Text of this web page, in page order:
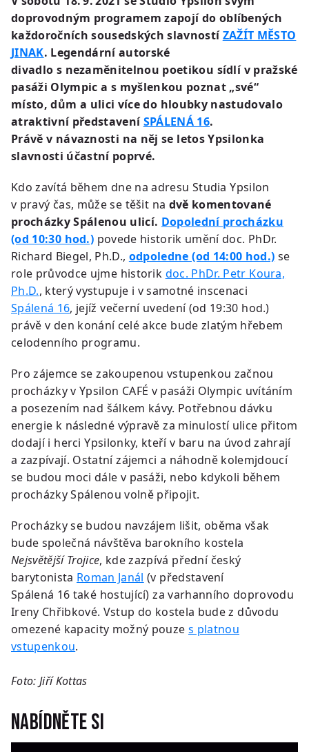
doprovodným programem zapojí do oblíbených
každoročních sousedských slavnostíZAŽÍT MĚSTO
JINAK. Legendární autorské
divadlo s nezaměnitelnou poetikou sídlí v pražské
pasáži Olympic a s myšlenkou poznat „své“
místo, dům a ulici více do hloubky nastudovalo
atraktivní představeníSPÁLENÁ 16.
Právě v návaznosti na něj se letos Ypsilonka
slavnosti účastní poprvé.
Kdo zavítá během dne na adresu Studia Ypsilon
v pravý čas, může se těšit na dvě komentované
procházky Spálenou ulicí. Dopolední procházku
(od 10:30 hod.) povede historik umění doc. PhDr.
Richard Biegel, Ph.D., odpoledne (od 14:00 hod.) se
role průvodce ujme historik doc. PhDr. Petr Koura,
Ph.D., který vystupuje i v samotné inscenaci
Spálená 16, jejíž večerní uvedení (od 19:30 hod.)
právě v den konání celé akce bude zlatým hřebem
celodenního programu.
Pro zájemce se zakoupenou vstupenkou začnou
procházky v Ypsilon CAFÉ v pasáži Olympic uvítáním
a posezením nad šálkem kávy. Potřebnou dávku
energie k následné výpravě za minulostí ulice přitom
dodají i herci Ypsilonky, kteří v baru na úvod zahrají
a zazpívají. Ostatní zájemci a náhodně kolemjdoucí
se budou moci dále v pasáži, nebo kdykoli během
procházky Spálenou volně připojit.
Procházky se budou navzájem lišit, oběma však
bude společná návštěva barokního kostela
Nejsvětější Trojice, kde zazpívá přední český
barytonista Roman Janál (v představení
Spálená 16 také hostující) za varhanního doprovodu
Ireny Chřibkové. Vstup do kostela bude z důvodu
omezené kapacity možný pouze s platnou
vstupenkou.
Foto: Jiří Kottas
Nabídněte si